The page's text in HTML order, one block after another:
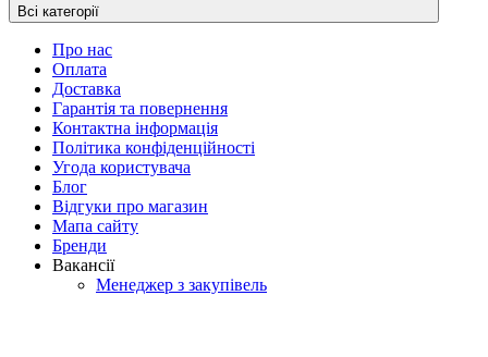
Всі категорії
Про нас
Оплата
Доставка
Гарантія та повернення
Контактна інформація
Політика конфіденційності
Угода користувача
Блог
Відгуки про магазин
Мапа сайту
Бренди
Вакансії
Менеджер з закупівель